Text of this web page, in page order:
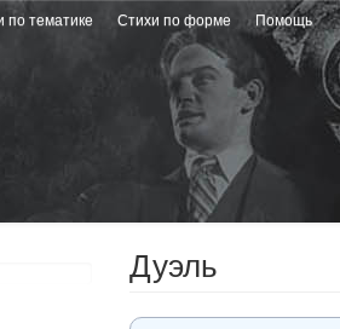
по тематике Стихи по форме Помощь
Дуэль